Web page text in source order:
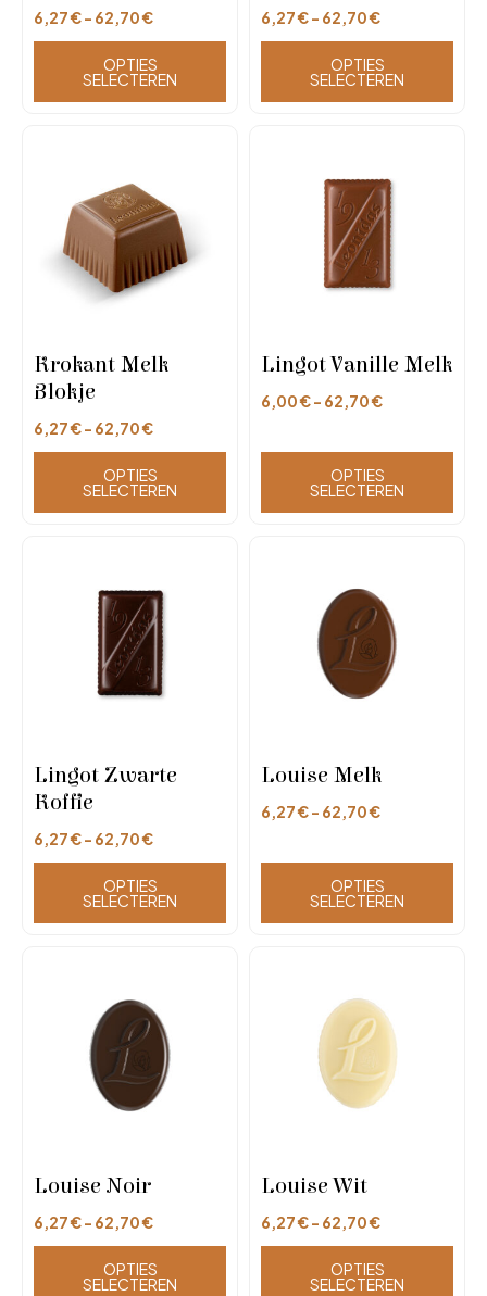
6,27€- 62,70€
OPTIES
SELECTEREN
6,27€- 62,70€
OPTIES
SELECTEREN
Krokant Melk
Blokje
6,27€- 62,70€
OPTIES
SELECTEREN
Lingot Vanille Melk
6,00€- 62,70€
OPTIES
SELECTEREN
Lingot Zwarte
Koffie
6,27€- 62,70€
OPTIES
SELECTEREN
Louise Melk
6,27€- 62,70€
OPTIES
SELECTEREN
Louise Noir
6,27€- 62,70€
OPTIES
SELECTEREN
Louise Wit
6,27€- 62,70€
OPTIES
SELECTEREN